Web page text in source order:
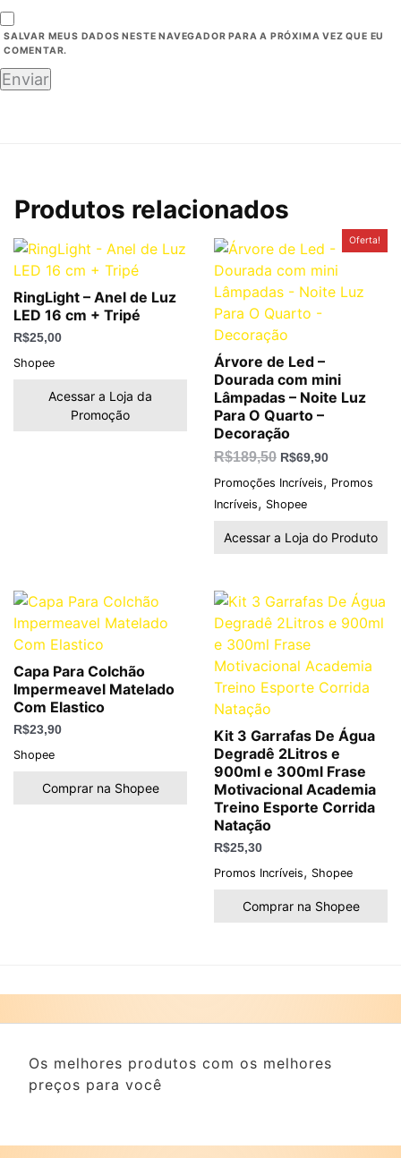
SALVAR MEUS DADOS NESTE NAVEGADOR PARA A PRÓXIMA VEZ QUE EU
COMENTAR.
Produtos relacionados
RingLight – Anel de Luz
LED 16 cm + Tripé
R$25,00
Shopee
Acessar a Loja da
Promoção
Oferta!
Árvore de Led –
Dourada com mini
Lâmpadas – Noite Luz
Para O Quarto –
Decoração
R$189,50
preço
era:
R$189,50.
R$69,90
preço
atual
é:
R$69,90.
Promoções Incríveis, Promos
Incríveis, Shopee
Acessar a Loja do Produto
Capa Para Colchão
Impermeavel Matelado
Com Elastico
R$23,90
Shopee
Comprar na Shopee
Kit 3 Garrafas De Água
Degradê 2Litros e
900ml e 300ml Frase
Motivacional Academia
Treino Esporte Corrida
Natação
R$25,30
Promos Incríveis, Shopee
Comprar na Shopee
Os melhores produtos com os melhores
preços para você